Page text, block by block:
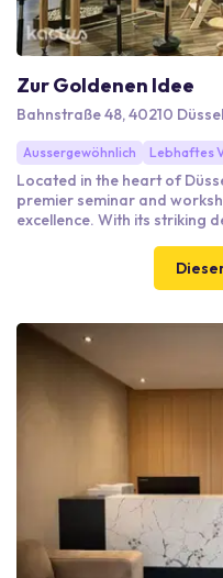
Zur Goldenen Idee
Bahnstraße 48, 40210
Aussergewöhnlich Lebhaftes
Located in the heart of
premier seminar and
excellence. With its striking
work sessions and
is dedicated to ensuring
transport and offering
Goldenen Idee is perfectly
corporate needs.